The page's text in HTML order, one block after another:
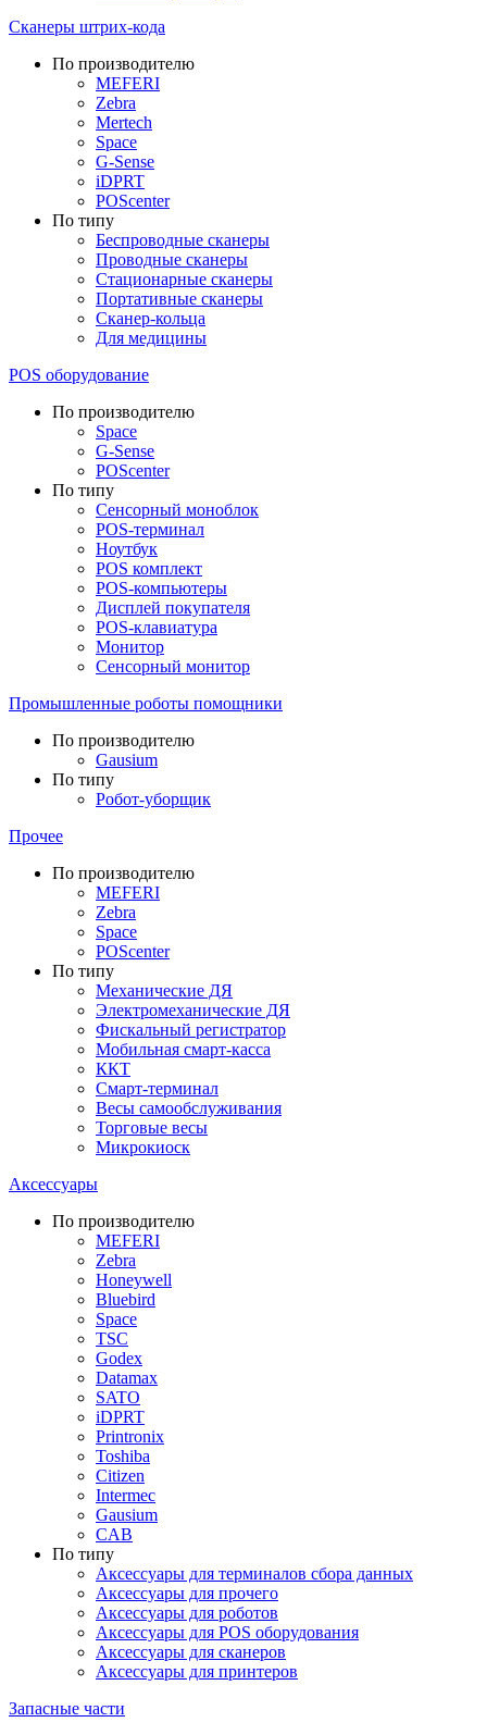
Сканеры штрих-кода
По производителю
MEFERI
Zebra
Mertech
Space
G-Sense
iDPRT
POScenter
По типу
Беспроводные сканеры
Проводные сканеры
Стационарные сканеры
Портативные сканеры
Сканер-кольца
Для медицины
POS оборудование
По производителю
Space
G-Sense
POScenter
По типу
Сенсорный моноблок
POS-терминал
Ноутбук
POS комплект
POS-компьютеры
Дисплей покупателя
POS-клавиатура
Монитор
Сенсорный монитор
Промышленные роботы помощники
По производителю
Gausium
По типу
Робот-уборщик
Прочее
По производителю
MEFERI
Zebra
Space
POScenter
По типу
Механические ДЯ
Электромеханические ДЯ
Фискальный регистратор
Мобильная смарт-касса
ККТ
Смарт-терминал
Весы самообслуживания
Торговые весы
Микрокиоск
Аксессуары
По производителю
MEFERI
Zebra
Honeywell
Bluebird
Space
TSC
Godex
Datamax
SATO
iDPRT
Printronix
Toshiba
Citizen
Intermec
Gausium
CAB
По типу
Аксессуары для терминалов сбора данных
Аксессуары для прочего
Аксессуары для роботов
Аксессуары для POS оборудования
Аксессуары для сканеров
Аксессуары для принтеров
Запасные части